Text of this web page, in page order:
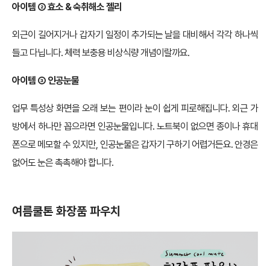
아이템 ② 효소 & 숙취해소 젤리
외근이 길어지거나 갑자기 일정이 추가되는 날을 대비해서 각각 하나씩
들고 다닙니다. 체력 보충용 비상식량 개념이랄까요.
아이템 ③ 인공눈물
업무 특성상 화면을 오래 보는 편이라 눈이 쉽게 피로해집니다. 외근 가
방에서 하나만 꼽으라면 인공눈물입니다. 노트북이 없으면 종이나 휴대
폰으로 메모할 수 있지만, 인공눈물은 갑자기 구하기 어렵거든요. 안경은
없어도 눈은 촉촉해야 합니다.
여름쿨톤 화장품 파우치